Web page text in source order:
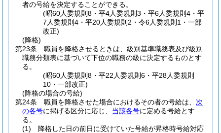
者の号給を決定することができる。
(昭60人委規則8・平4人委規則3・平6人委規則4・平
7人委規則4・平20人委規則2・令6人委規則1・一部
改正)
(降格)
第23条
職員を降格させるときは、級別基準職務表及び級別
職務分類表に基づいて下位の職務の級に決定するものとす
る。
(昭60人委規則8・平22人委規則6・平28人委規則
10・一部改正)
(降格の場合の号給)
第24条
職員を降格させた場合におけるその者の号給は、 次
の各号に掲げる区分に応じ、 当該各号に定める号給とす
る。
(1)
降格した日の前日に受けていた号給が昇格時号給対応